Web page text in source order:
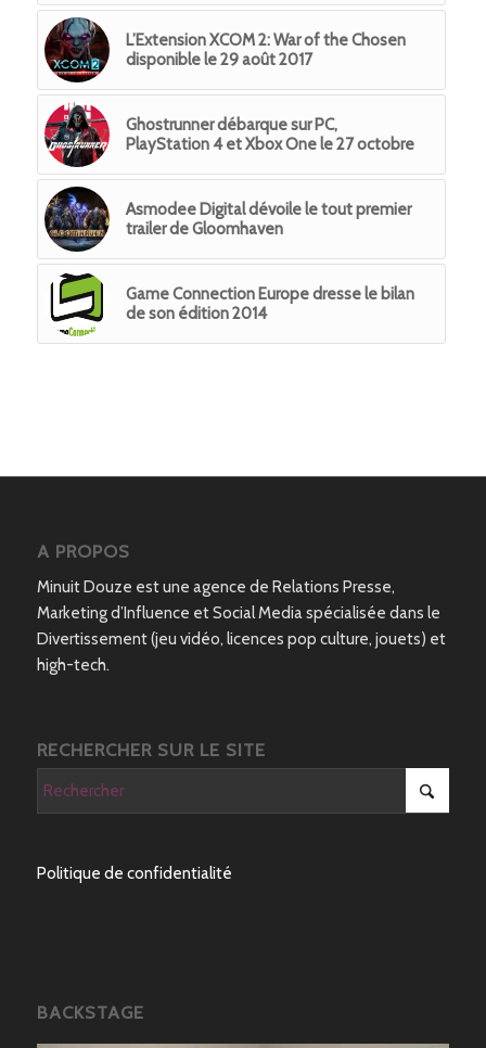
L’Extension XCOM 2: War of the Chosen
disponible le 29 août 2017
Ghostrunner débarque sur PC,
PlayStation 4 et Xbox One le 27 octobre
Asmodee Digital dévoile le tout premier
trailer de Gloomhaven
Game Connection Europe dresse le bilan
de son édition 2014
A PROPOS
Minuit Douze est une agence de Relations Presse,
Marketing d’Influence et Social Media spécialisée dans le
Divertissement (jeu vidéo, licences pop culture, jouets) et
high-tech.
RECHERCHER SUR LE SITE
Politique de confidentialité
BACKSTAGE